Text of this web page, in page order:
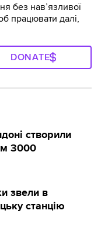
без навʼязливої
працювати далі,
DONATE
створили
3000
звели в
станцію